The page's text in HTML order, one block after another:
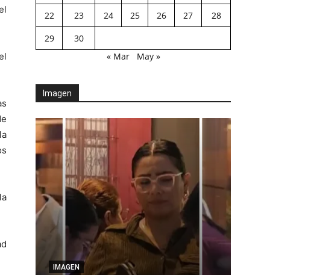
22
23 24 25 26 27
28
29
30
« Mar
May »
Imagen
IMAGEN